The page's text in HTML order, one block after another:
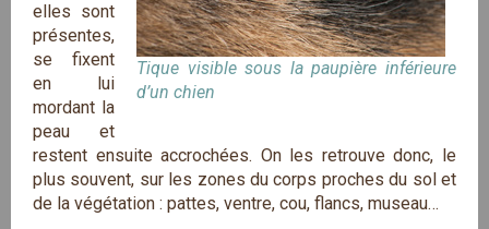
Tique visible sous la paupière inférieure
d’un chien
elles sont
présentes,
se fixent
en lui
mordant la
peau et
restent ensuite accrochées. On les retrouve donc, le
plus souvent, sur les zones du corps proches du sol et
de la végétation : pattes, ventre, cou, flancs, museau…